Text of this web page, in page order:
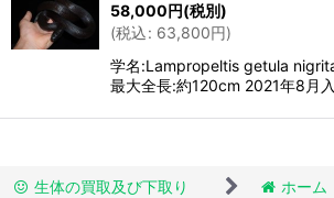
58,000円(税別)
(税込: 63,800円)
学名:Lampropeltis getula
最大全長:約120cm 2021年8月
生体の買取及び下取り ホーム